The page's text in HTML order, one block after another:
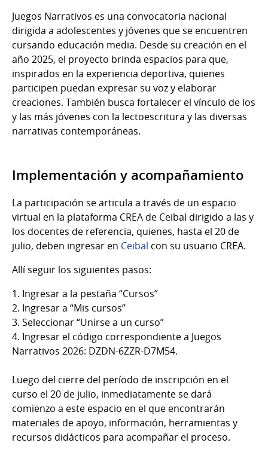
Juegos Narrativos es una convocatoria nacional
dirigida a adolescentes y jóvenes que se encuentren
cursando educación media. Desde su creación en el
año 2025, el proyecto brinda espacios para que,
inspirados en la experiencia deportiva, quienes
participen puedan expresar su voz y elaborar
creaciones. También busca fortalecer el vínculo de los
y las más jóvenes con la lectoescritura y las diversas
narrativas contemporáneas.
Implementación y acompañamiento
La participación se articula a través de un espacio
virtual en la plataforma CREA de Ceibal dirigido a las y
los docentes de referencia, quienes, hasta el 20 de
julio, deben ingresar en Ceibal con su usuario CREA.
Allí seguir los siguientes pasos:
1. Ingresar a la pestaña “Cursos”
2. Ingresar a “Mis cursos”
3. Seleccionar “Unirse a un curso”
4. Ingresar el código correspondiente a Juegos
Narrativos 2026: DZDN-6ZZR-D7M54.
Luego del cierre del período de inscripción en el
curso el 20 de julio, inmediatamente se dará
comienzo a este espacio en el que encontrarán
materiales de apoyo, información, herramientas y
recursos didácticos para acompañar el proceso.